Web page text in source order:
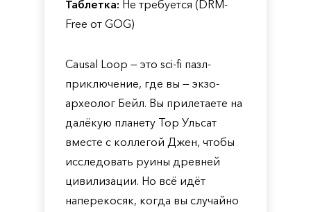
Таблетка: Не требуется (DRM-
Free от GOG)
Causal Loop — это sci-fi пазл-
приключение, где вы — экзо-
археолог Бейл. Вы прилетаете на
далёкую планету Тор Ульсат
вместе с коллегой Джен, чтобы
исследовать руины древней
цивилизации. Но всё идёт
наперекосяк, когда вы случайно